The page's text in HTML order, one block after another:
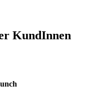
KundInnen